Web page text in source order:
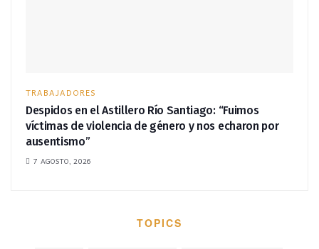
TRABAJADORES
Despidos en el Astillero Río Santiago: “Fuimos
víctimas de violencia de género y nos echaron por
ausentismo”
7 AGOSTO, 2026
TOPICS